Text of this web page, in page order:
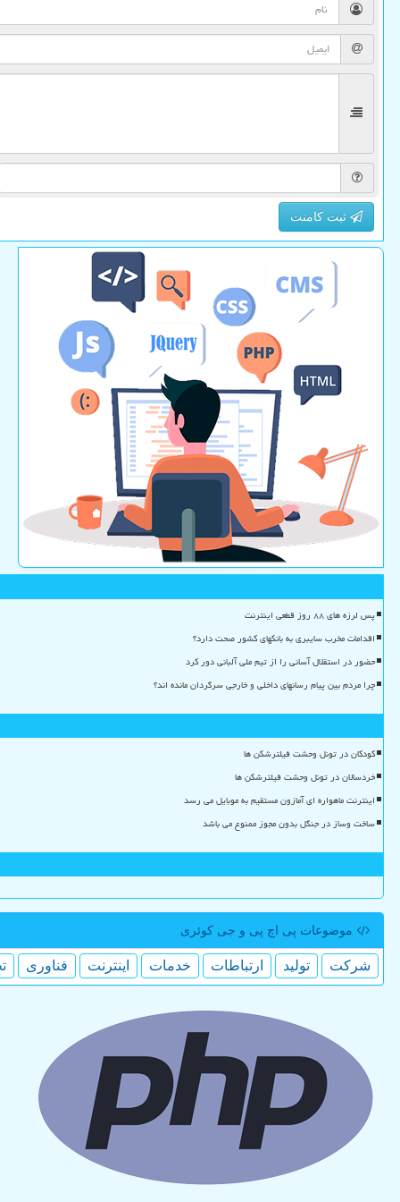
ثبت کامنت
پس لرزه های ۸۸ روز قطعی اینترنت
اقدامات مخرب سایبری به بانکهای کشور صحت دارد؟
حضور در استقلال آسانی را از تیم ملی آلبانی دور کرد
چرا مردم بین پیام رسانهای داخلی و خارجی سرگردان مانده اند؟
کودکان در تونل وحشت فیلترشکن ها
خردسالان در تونل وحشت فیلترشکن ها
اینترنت ماهواره ای آمازون مستقیم به موبایل می رسد
ساخت وساز در جنگل بدون مجوز ممنوع می باشد
موضوعات پی اچ پی و جی كوئری
شركت تولید ارتباطات خدمات اینترنت فناوری